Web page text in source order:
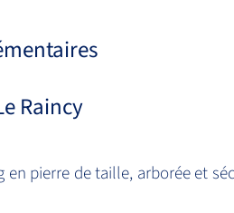
Raincy
pierre de taille, arborée et